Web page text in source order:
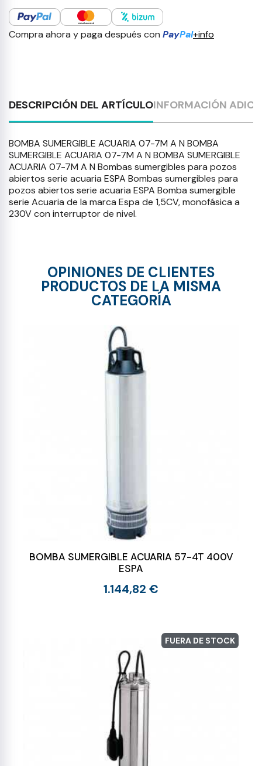
Compra ahora y paga después con PayPal+info
DESCRIPCIÓN DEL ARTÍCULOINFORMACIÓN
BOMBA SUMERGIBLE ACUARIA 07-7M A N BOMBA
SUMERGIBLE ACUARIA 07-7M A N BOMBA SUMERGIBLE
ACUARIA 07-7M A N Bombas sumergibles para pozos
abiertos serie acuaria ESPA Bombas sumergibles para
pozos abiertos serie acuaria ESPA Bomba sumergible
serie Acuaria de la marca Espa de 1,5CV, monofásica a
230V con interruptor de nivel.
OPINIONES DE CLIENTES
PRODUCTOS DE LA MISMA
CATEGORÍA
BOMBA SUMERGIBLE ACUARIA 57-4T 400V
ESPA
1.144,82 €
FUERA DE STOCK